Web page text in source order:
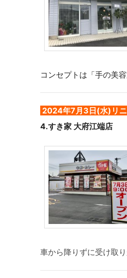
コンセプトは「手の美
2024年7月3日(水)リ
4.すき家 大府江端店
車から降りずに受け取